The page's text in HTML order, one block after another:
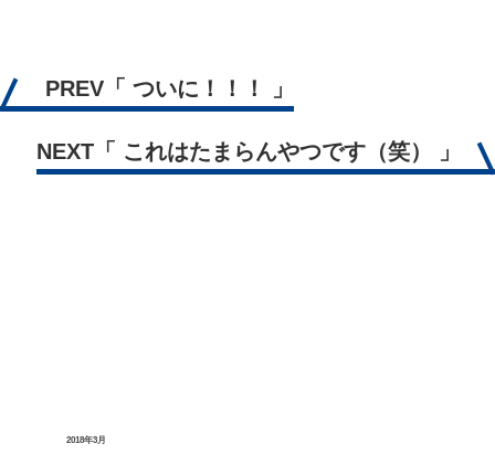
PREV「 ついに！！！ 」
NEXT 「 これはたまらんやつです（笑） 」
2018年3月